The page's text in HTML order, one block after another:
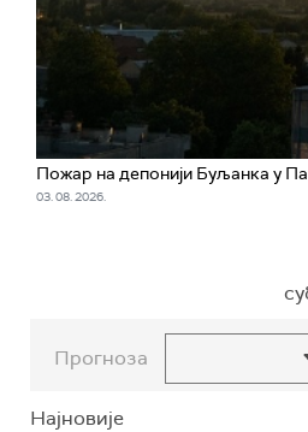
Пожар на депонији Буљанка у
03. 08. 2026.
Прогноза
Најновије